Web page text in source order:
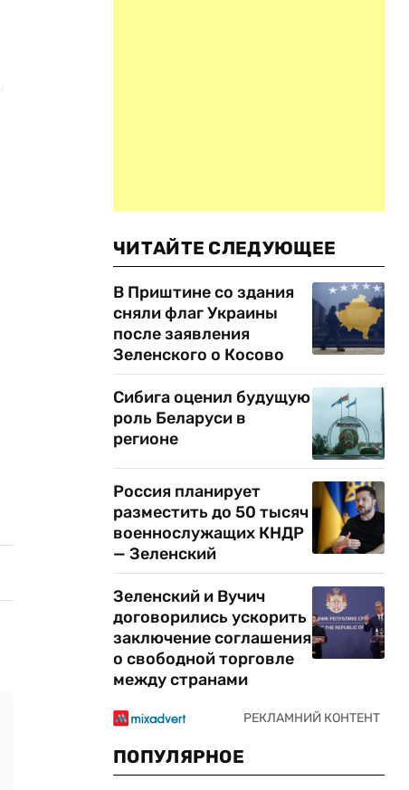
ЧИТАЙТЕ СЛЕДУЮЩЕЕ
В Приштине со здания
сняли флаг Украины
после заявления
Зеленского о Косово
Сибига оценил будущую
роль Беларуси в
регионе
Россия планирует
разместить до 50 тысяч
военнослужащих КНДР
— Зеленский
Зеленский и Вучич
договорились ускорить
заключение соглашения
о свободной торговле
между странами
ПОПУЛЯРНОЕ